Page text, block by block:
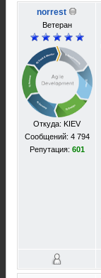
norrest
Ветеран
Откуда: KIEV
Сообщений: 4 794
Репутация: 601